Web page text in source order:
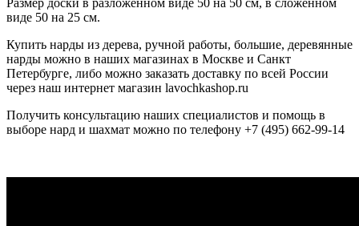
виде 50 на 25 см.
Купить нарды из дерева, ручной работы, большие, деревянные
нарды можно в наших магазинах в Москве и Санкт
Петербурге, либо можно заказать доставку по всей России
через наш интернет магазин lavochkashop.ru
Получить консультацию наших специалистов и помощь в
выборе нард и шахмат можно по телефону +7 (495) 662-99-14